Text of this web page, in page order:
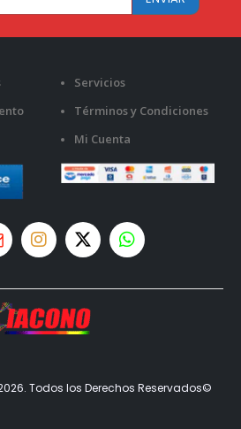
Servicios
Términos y Condiciones
Mi Cuenta
Todos los Derechos Reservados©